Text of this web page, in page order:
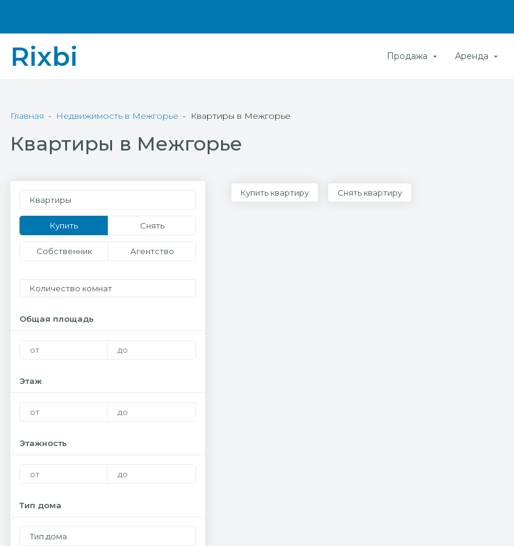
Rixbi Продажа Аренда
Главная Недвижимость в Межгорье Квартиры в Межгорье
Квартиры в Межгорье
Квартиры
Купить Снять
Собственник Агентство
Количество комнат
Общая площадь
Этаж
Этажность
Тип дома
Тип дома
Купить квартиру Снять квартиру